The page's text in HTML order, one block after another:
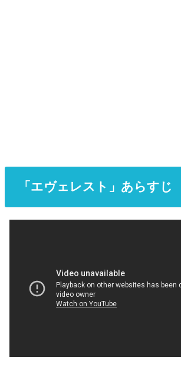
「エヴェレスト」あらすじ